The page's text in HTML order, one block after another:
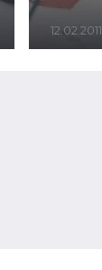
12.02.2011